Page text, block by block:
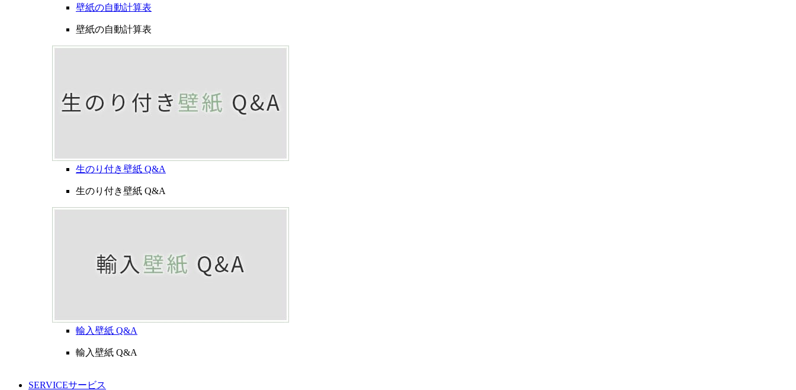
壁紙の自動計算表
壁紙の自動計算表
生のり付き壁紙 Q&A
生のり付き壁紙 Q&A
輸入壁紙 Q&A
輸入壁紙 Q&A
SERVICEサービス